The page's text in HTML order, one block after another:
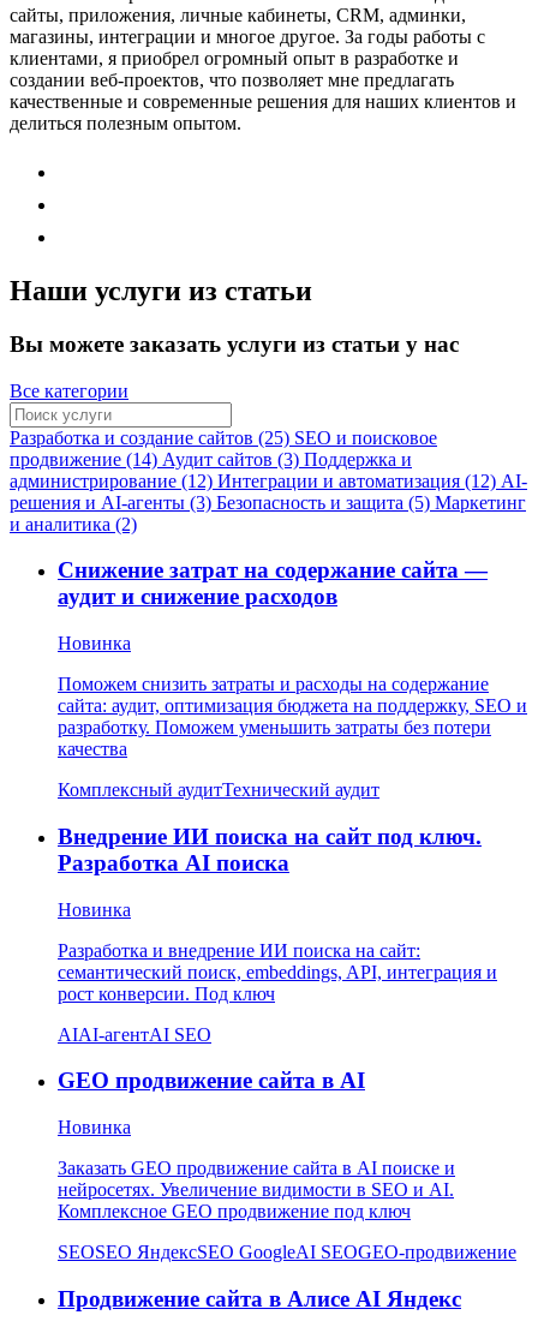
сайты, приложения, личные кабинеты, CRM, админки,
магазины, интеграции и многое другое. За годы работы с
клиентами, я приобрел огромный опыт в разработке и
создании веб-проектов, что позволяет мне предлагать
качественные и современные решения для наших клиентов и
делиться полезным опытом.
Наши услуги из статьи
Вы можете заказать услуги из статьи у нас
Все категории
Разработка и создание сайтов (25) SEO и поисковое
продвижение (14) Аудит сайтов (3) Поддержка и
администрирование (12) Интеграции и автоматизация (12) AI-
решения и AI-агенты (3) Безопасность и защита (5) Маркетинг
и аналитика (2)
Снижение затрат на содержание сайта —
аудит и снижение расходов
Новинка
Поможем снизить затраты и расходы на содержание
сайта: аудит, оптимизация бюджета на поддержку, SEO и
разработку. Поможем уменьшить затраты без потери
качества
Комплексный аудитТехнический аудит
Внедрение ИИ поиска на сайт под ключ.
Разработка AI поиска
Новинка
Разработка и внедрение ИИ поиска на сайт:
семантический поиск, embeddings, API, интеграция и
рост конверсии. Под ключ
AIAI-агентAI SEO
GEO продвижение сайта в AI
Новинка
Заказать GEO продвижение сайта в AI поиске и
нейросетях. Увеличение видимости в SEO и AI.
Комплексное GEO продвижение под ключ
SEOSEO ЯндексSEO GoogleAI SEOGEO-продвижение
Продвижение сайта в Алисе AI Яндекс